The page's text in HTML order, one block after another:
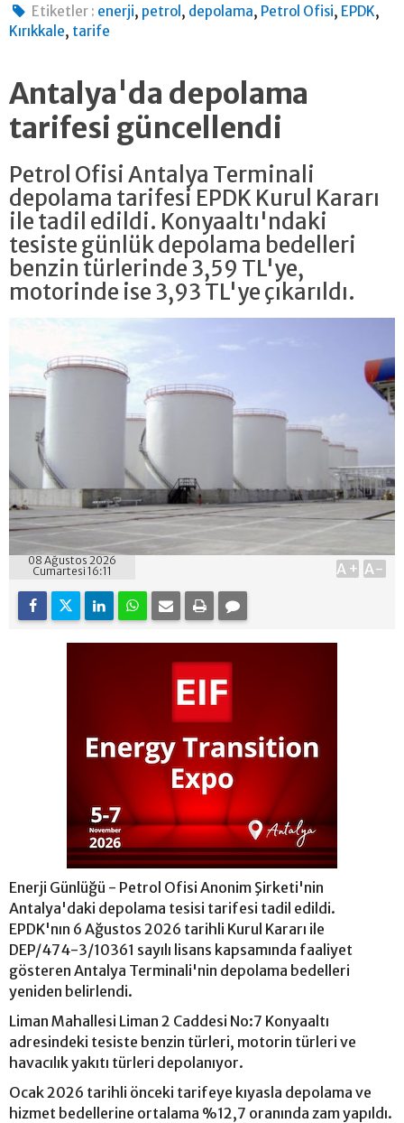
Etiketler : enerji, petrol , depolama, Petrol Ofisi, EPDK,
Kırıkkale, tarife
Antalya'da depolama
tarifesi güncellendi
Petrol Ofisi Antalya Terminali
depolama tarifesi EPDK Kurul Kararı
ile tadil edildi. Konyaaltı'ndaki
tesiste günlük depolama bedelleri
benzin türlerinde 3,59 TL'ye,
motorinde ise 3,93 TL'ye çıkarıldı.
08 Ağustos 2026
Cumartesi 16:11
A+ A-
Enerji Günlüğü - Petrol Ofisi Anonim Şirketi'nin
Antalya'daki depolama tesisi tarifesi tadil edildi.
EPDK'nın 6 Ağustos 2026 tarihli Kurul Kararı ile
DEP/474-3/10361 sayılı lisans kapsamında faaliyet
gösteren Antalya Terminali'nin depolama bedelleri
yeniden belirlendi.
Liman Mahallesi Liman 2 Caddesi No:7 Konyaaltı
adresindeki tesiste benzin türleri, motorin türleri ve
havacılık yakıtı türleri depolanıyor.
Ocak 2026 tarihli önceki tarifeye kıyasla depolama ve
hizmet bedellerine ortalama %12,7 oranında zam yapıldı.